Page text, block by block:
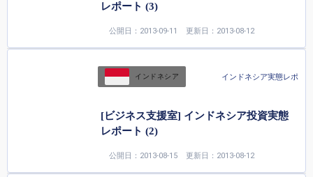
レポート (3)
公開日：2013-09-11 更新日：2013-08-12
インドネシア インドネシア実態レポ
[ビジネス支援室] インドネシア投資実態
レポート (2)
公開日：2013-08-15 更新日：2013-08-12